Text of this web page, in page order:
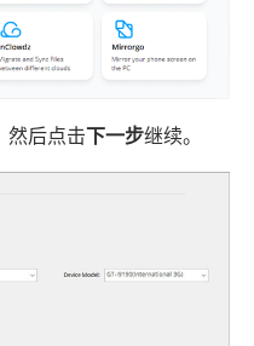
然后点击下一步继续。